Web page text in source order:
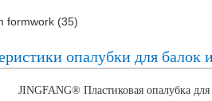
опалубки для
JINGFANG® Пластиковая опалубка